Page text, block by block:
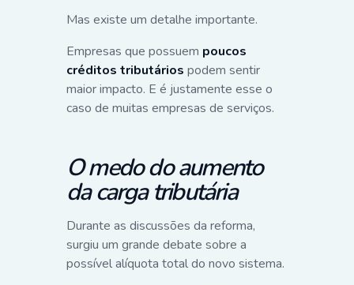
Mas existe um detalhe importante.
Empresas que possuem poucos
créditos tributários podem sentir
maior impacto. E é justamente esse o
caso de muitas empresas de serviços.
O medo do aumento
da carga tributária
Durante as discussões da reforma,
surgiu um grande debate sobre a
possível alíquota total do novo sistema.